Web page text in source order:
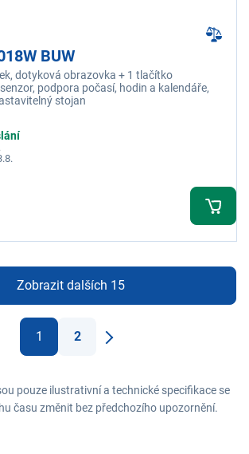
BUW
dotyková obrazovka + 1 tlačítko
podpora počasí, hodin a kalendáře,
stojan
Zobrazit dalších 15
1
2
pouze ilustrativní a technické specifikace se
času změnit bez předchozího upozornění.